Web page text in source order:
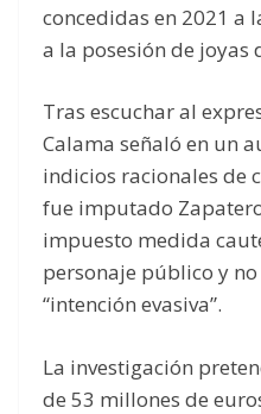
concedidas en 2021 a
a la posesión de joyas
Tras escuchar al
Calama señaló en un
indicios racionales de
fue imputado
impuesto medida
personaje público y
“intención evasiva”.
La investigación
de 53 millones de